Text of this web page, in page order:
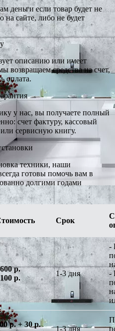
деньги если товар будет не
на сайте, либо не будет
описанию или имеет
возвращаем средства на счет,
оплата.
у нас, вы получаете полный
счет фактуру, кассовый
сервисную книгу.
техники, наши
готовы помочь вам в
долгими годами
Срок
600 р.
100 р.
1-3 дня
-
-
р. + 30 р.
1-3 дня